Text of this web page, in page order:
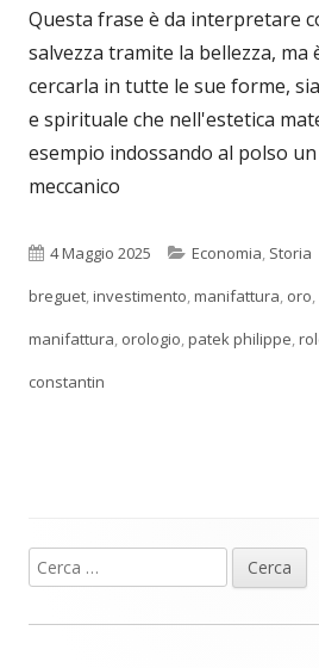
Questa frase è da interpretare
salvezza tramite la bellezza, ma
cercarla in tutte le sue forme,
e spirituale che nell'estetica
esempio indossando al polso
meccanico
Pubblicato
4 Maggio 2025 Categorie
Economia, Storia
breguet,investimento,manifattura, oro,
manifattura, orologio,patek philippe,
constantin
Barra
laterale
Ricerca
per: